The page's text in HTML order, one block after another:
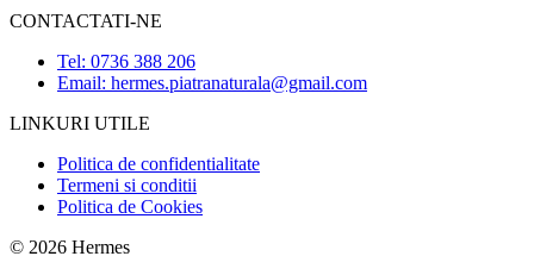
CONTACTATI-NE
Tel: 0736 388 206
Email: hermes.piatranaturala@gmail.com
LINKURI UTILE
Politica de confidentialitate
Termeni si conditii
Politica de Cookies
© 2026 Hermes